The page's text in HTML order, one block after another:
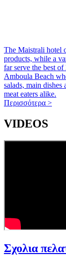
The Maistrali hotel
products, while a
far serve the best
Amboula Beach
salads, main dishes
meat eaters alike.
Περισσότερα >
VIDEOS
Σχολια